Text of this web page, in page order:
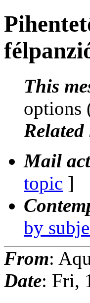
This
options
Related
Mail
topic ]
by
From:
Date: Fri,